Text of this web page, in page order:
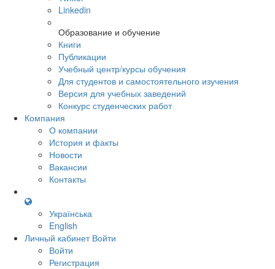
Linkedin
Образование и обучение
Книги
Публикации
Учебный центр/курсы обучения
Для студентов и самостоятельного изучения
Версия для учебных заведений
Конкурс студенческих работ
Компания
О компании
История и факты
Новости
Вакансии
Контакты
Українська
English
Личный кабинет Войти
Войти
Регистрация